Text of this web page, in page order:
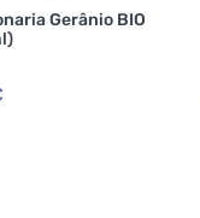
Gerânio BIO